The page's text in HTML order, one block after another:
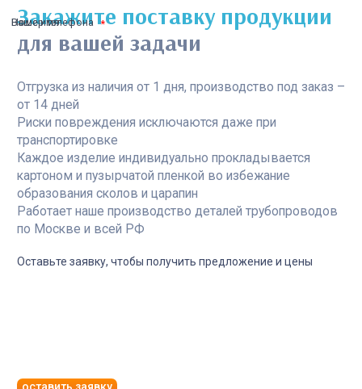
Закажите поставку продукции
для вашей задачи
Отгрузка из наличия от 1 дня, производство под заказ –
от 14 дней
Риски повреждения исключаются даже при
транспортировке
Каждое изделие индивидуально прокладывается
картоном и пузырчатой пленкой во избежание
образования сколов и царапин
Работает наше производство деталей трубопроводов
по Москве и всей РФ
Оставьте заявку, чтобы получить предложение и цены
Ваше имя
Номер телефона